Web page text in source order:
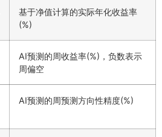
基于净值计算的实际年化收益率
(%)
AI预测的周收益率(%)，负数表示
周偏空
AI预测的周预测方向性精度(%)